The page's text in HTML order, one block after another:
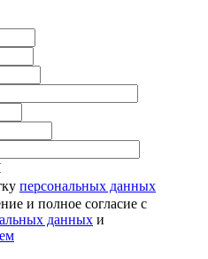
персональных данных
и полное согласие с
данных и